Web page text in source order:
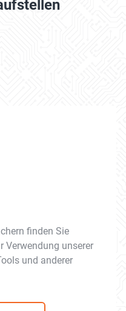
finden Sie
Verwendung unserer
und anderer